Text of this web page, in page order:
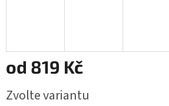
od 819 Kč
cena:
Zvolte variantu